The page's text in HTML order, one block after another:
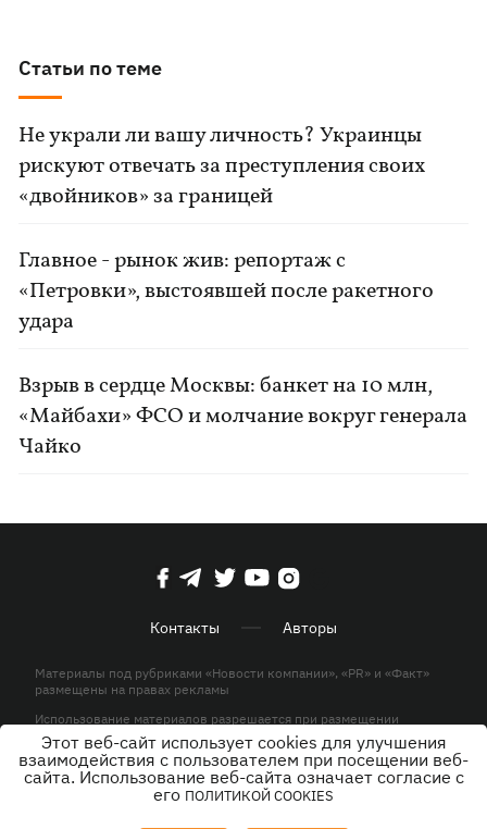
Статьи по теме
Не украли ли вашу личность? Украинцы
рискуют отвечать за преступления своих
«двойников» за границей
Главное - рынок жив: репортаж с
«Петровки», выстоявшей после ракетного
удара
Взрыв в сердце Москвы: банкет на 10 млн,
«Майбахи» ФСО и молчание вокруг генерала
Чайко
Контакты Авторы
Материалы под рубриками «Новости компании», «PR» и «Факт»
размещены на правах рекламы
Использование материалов разрешается при размещении
активной гиперссылки на KP.UA в первом абзаце.
© ООО «ЮЛАВ МЕДИА»,2026. Все права защищены.
Этот веб-сайт использует cookies для улучшения
взаимодействия с пользователем при посещении веб-
сайта. Использование веб-сайта означает согласие с
его ПОЛИТИКОЙ COOKIES